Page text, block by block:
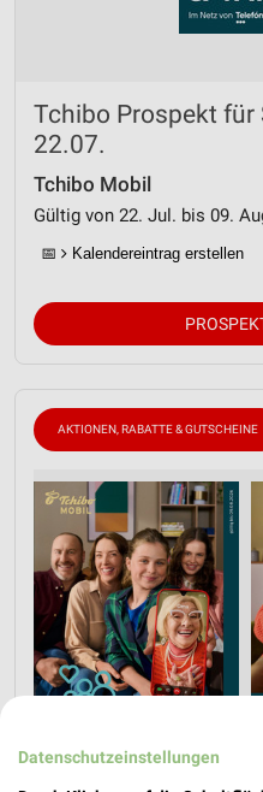
Tchibo Prospekt für
22.07.
Tchibo Mobil
Gültig von 22. Jul. bis 09.
📅 Kalendereintrag erstellen
AKTIONEN, RABATTE & GUTSCHEINE
Datenschutzeinstellungen